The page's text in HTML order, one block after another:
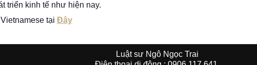
triển kinh tế như hiện nay.
tại Đây
Luật sư Ngô Ngọc Trai